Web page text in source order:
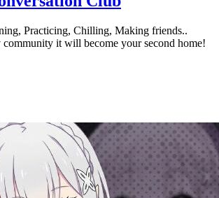
Practicing, Chilling, Making friends..
it will become your second home!